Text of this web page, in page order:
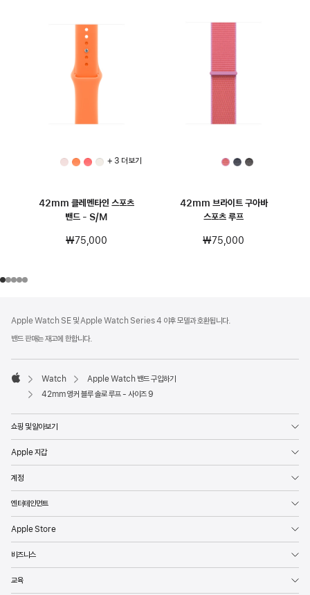
+ 3 더 보기
42mm 클레멘타인 스포츠
밴드 - S/M
₩75,000
42mm 브라이트 구아바
스포츠 루프
₩75,000
Apple Watch SE 및 Apple Watch Series 4 이후 모델과 호환됩니다.
밴드 판매는 재고에 한합니다.
Apple
Watch
Apple Watch 밴드 구입하기
42mm 앵커 블루 솔로 루프 - 사이즈 9
쇼핑 및 알아보기
Apple 지갑
계정
엔터테인먼트
Apple Store
비즈니스
교육